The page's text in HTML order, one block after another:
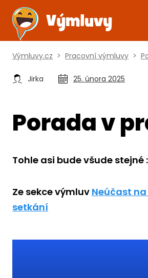
Výmluvy.cz > Pracovní výmluvy >
Jirka 25. února 2025
Porada v
Tohle asi bude všude stejné
Ze sekce výmluv Neúčast
setkání